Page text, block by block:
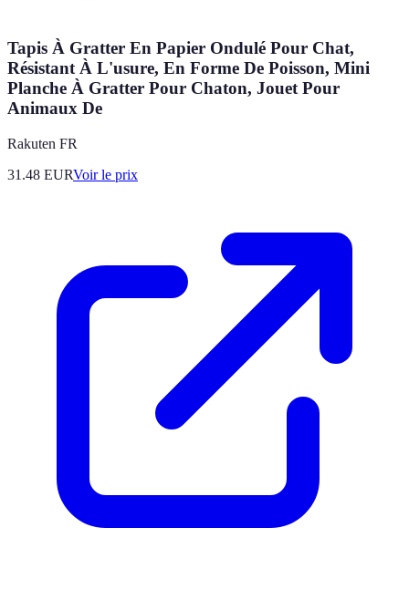
Tapis À Gratter En Papier Ondulé Pour Chat,
Résistant À L'usure, En Forme De Poisson, Mini
Planche À Gratter Pour Chaton, Jouet Pour
Animaux De
Rakuten FR
31.48 EURVoir le prix